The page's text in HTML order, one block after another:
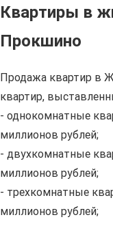
Квартиры в
Прокшино
Продажа квартир в
квартир,
- однокомнатные
миллионов рублей;
- двухкомнатные
миллионов рублей;
- трехкомнатные
миллионов рублей;